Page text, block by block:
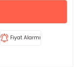
Fiyat Alarmı